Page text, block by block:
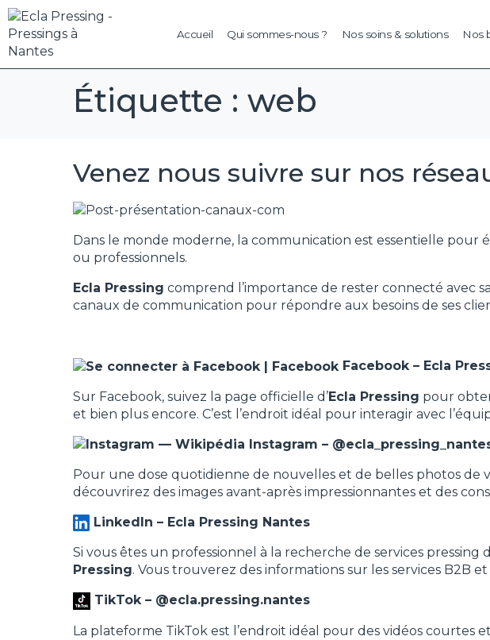
Accueil Qui sommes-nous ? Nos soins & solutions Nos
Étiquette : web
Venez nous suivre sur nos
Dans le monde moderne, la communication est essentielle pour
ou professionnels.
Ecla Pressing comprend l’importance de rester connecté avec
canaux de communication pour répondre aux besoins de ses
Facebook – Ecla
Sur Facebook, suivez la page officielle d’Ecla Pressing pour
et bien plus encore. C’est l’endroit idéal pour interagir avec
Instagram – @
Pour une dose quotidienne de nouvelles et de belles photos de
découvrirez des images avant-après impressionnantes et des
LinkedIn – Ecla Pressing Nantes
Si vous êtes un professionnel à la recherche de services
Pressing. Vous trouverez des informations sur les services B2B
TikTok – @ecla.pressing.nantes
La plateforme TikTok est l’endroit idéal pour des vidéos courtes